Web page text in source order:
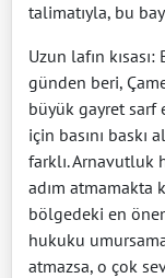
talimatıyla, bu
Uzun lafın
günden beri,
büyük gayret
için basını baskı
farklı. Arnavutluk
adım atmamakta
bölgedeki en
hukuku
atmazsa, o çok